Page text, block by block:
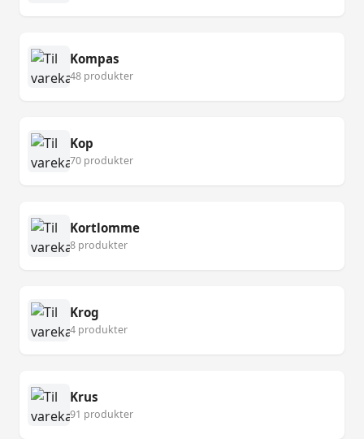
Kompas
48 produkter
Kop
70 produkter
Kortlomme
8 produkter
Krog
4 produkter
Krus
91 produkter